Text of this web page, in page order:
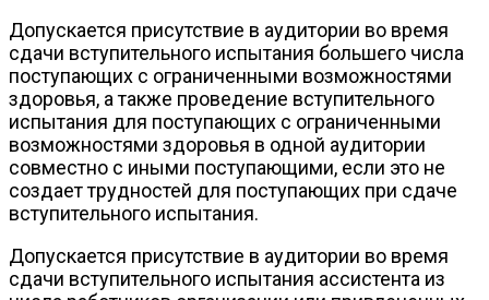
Допускается присутствие в аудитории во время
сдачи вступительного испытания большего числа
поступающих с ограниченными возможностями
здоровья, а также проведение вступительного
испытания для поступающих с ограниченными
возможностями здоровья в одной аудитории
совместно с иными поступающими, если это не
создает трудностей для поступающих при сдаче
вступительного испытания.
Допускается присутствие в аудитории во время
сдачи вступительного испытания ассистента из